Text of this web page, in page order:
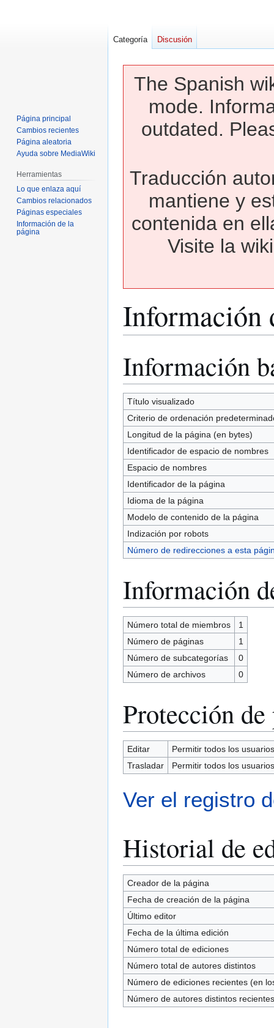
The Spanish
mode.
outdated.
Traducción
mantiene y
contenida en
Visite la
Información
navegación
búsqueda
Información
Título visualizado
Criterio de ordenación
Longitud de la página (en bytes)
Identificador de espacio de nombres
Espacio de nombres
Identificador de la página
Idioma de la página
Modelo de contenido de la página
Indización por robots
Número de redirecciones a esta
Información
Número total de miembros
1
Número de páginas
1
Número de subcategorías
0
Número de archivos
0
Protección de
Editar
Permitir todos los
Trasladar
Permitir todos los
Ver el registro
Historial de
Creador de la página
Fecha de creación de la página
Último editor
Fecha de la última edición
Número total de ediciones
Número total de autores distintos
Número de ediciones recientes (en
Número de autores distintos recientes
Categoría Discusión
Página principal
Cambios recientes
Página aleatoria
Ayuda sobre MediaWiki
Herramientas
Lo que enlaza aquí
Cambios relacionados
Páginas especiales
Información de la
página